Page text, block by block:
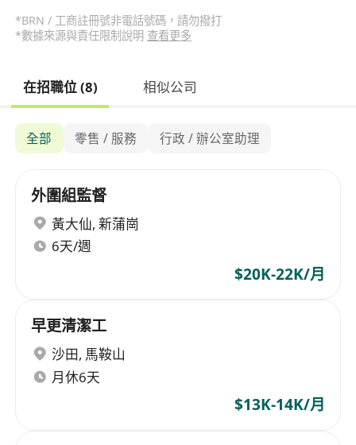
*BRN / 工商註冊號非電話號碼，請勿撥打
*數據來源與責任限制說明 查看更多
在招職位 (8) 相似公司
全部 零售 / 服務 行政 / 辦公室助理
外圍組監督
黃大仙, 新蒲崗
6天/週
$20K-22K/月
早更清潔工
沙田, 馬鞍山
月休6天
$13K-14K/月